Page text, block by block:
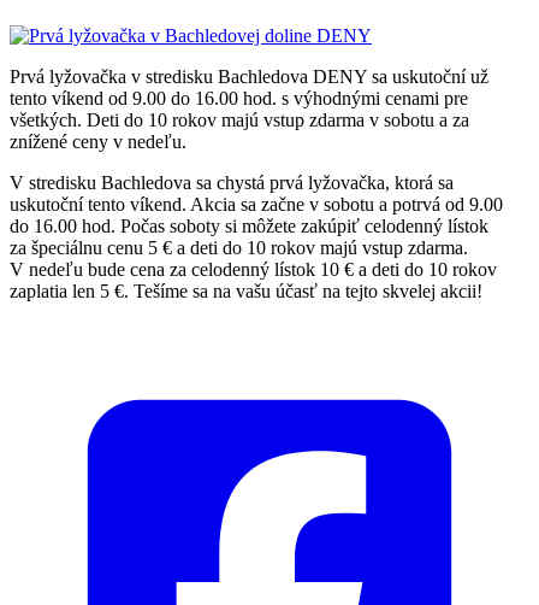
Prvá lyžovačka v stredisku Bachledova DENY sa uskutoční už
tento víkend od 9.00 do 16.00 hod. s výhodnými cenami pre
všetkých. Deti do 10 rokov majú vstup zdarma v sobotu a za
znížené ceny v nedeľu.
V stredisku Bachledova sa chystá prvá lyžovačka, ktorá sa
uskutoční tento víkend. Akcia sa začne v sobotu a potrvá od 9.00
do 16.00 hod. Počas soboty si môžete zakúpiť celodenný lístok
za špeciálnu cenu 5 € a deti do 10 rokov majú vstup zdarma.
V nedeľu bude cena za celodenný lístok 10 € a deti do 10 rokov
zaplatia len 5 €. Tešíme sa na vašu účasť na tejto skvelej akcii!